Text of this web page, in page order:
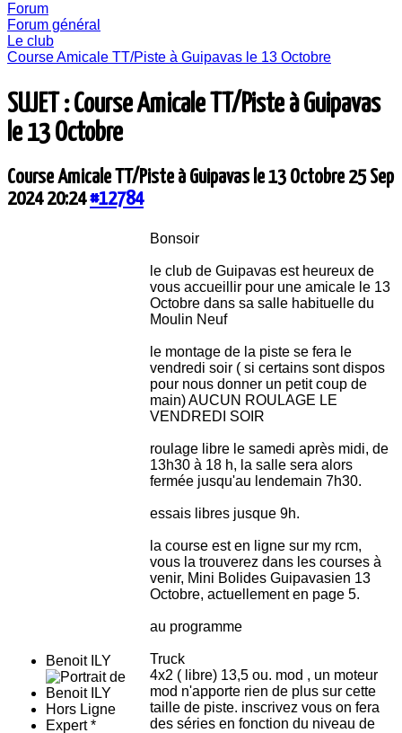
Forum
Forum général
Le club
Course Amicale TT/Piste à Guipavas le 13 Octobre
SUJET : Course Amicale TT/Piste à Guipavas
le 13 Octobre
Course Amicale TT/Piste à Guipavas le 13 Octobre25 Sep
2024 20:24#12784
Benoit ILY
Hors Ligne
Expert *
Bonsoir
le club de Guipavas est heureux de
vous accueillir pour une amicale le 13
Octobre dans sa salle habituelle du
Moulin Neuf
le montage de la piste se fera le
vendredi soir ( si certains sont dispos
pour nous donner un petit coup de
main) AUCUN ROULAGE LE
VENDREDI SOIR
roulage libre le samedi après midi, de
13h30 à 18 h, la salle sera alors
fermée jusqu'au lendemain 7h30.
essais libres jusque 9h.
la course est en ligne sur my rcm,
vous la trouverez dans les courses à
venir, Mini Bolides Guipavasien 13
Octobre, actuellement en page 5.
au programme
Truck
4x2 ( libre) 13,5 ou. mod , un moteur
mod n'apporte rien de plus sur cette
taille de piste. inscrivez vous on fera
des séries en fonction du niveau de